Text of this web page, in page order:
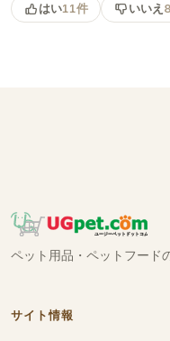
はい11件 いいえ
ペット用品・ペットフード
サイト情報